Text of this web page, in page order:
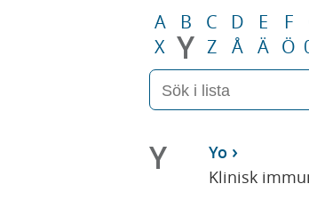
A B C D E F
X Y Z Å Ä Ö
Y
Yo
Klinisk